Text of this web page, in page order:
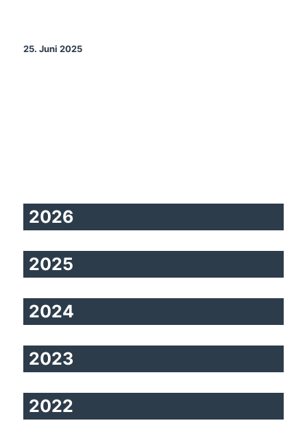
25. Juni 2025
2026
2025
2024
2023
2022